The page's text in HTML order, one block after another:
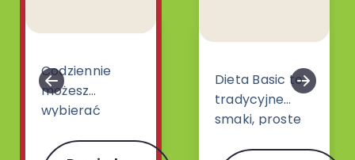
Codziennie
możesz
wybierać
różnych dań.
Dieta Basic to
tradycyjne
smaki, proste